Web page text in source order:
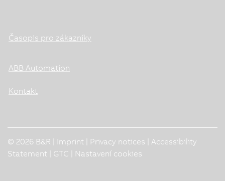
Časopis pro zákazníky
ABB Automation
Kontakt
© 2026 B&R | Imprint Privacy notices
Accessibility
Statement
GTC Nastavení cookies